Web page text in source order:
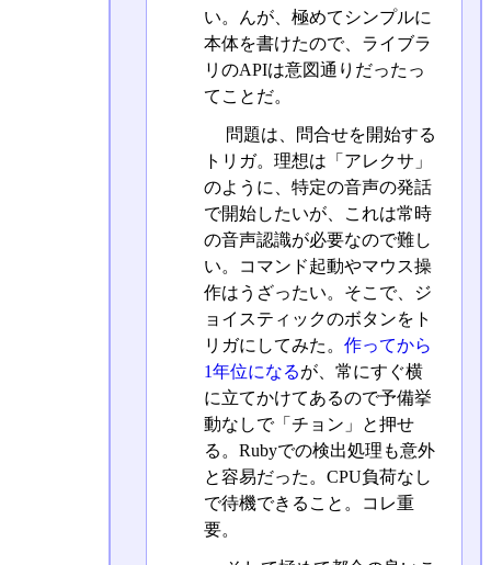
い。んが、極めてシンプルに
本体を書けたので、ライブラ
リのAPIは意図通りだったっ
てことだ。
問題は、問合せを開始する
トリガ。理想は「アレクサ」
のように、特定の音声の発話
で開始したいが、これは常時
の音声認識が必要なので難し
い。コマンド起動やマウス操
作はうざったい。そこで、ジ
ョイスティックのボタンをト
リガにしてみた。 作ってから
1年位になるが、常にすぐ横
に立てかけてあるので予備挙
動なしで「チョン」と押せ
る。Rubyでの検出処理も意外
と容易だった。CPU負荷なし
で待機できること。コレ重
要。